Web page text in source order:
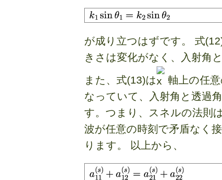
が成り立つはずです。 式
きさは変化がなく、入射角
また、式(13)は
軸上の任
なっていて、入射角と透過
す。つまり、スネルの法則
波が任意の時刻で矛盾なく
ります。 以上から、